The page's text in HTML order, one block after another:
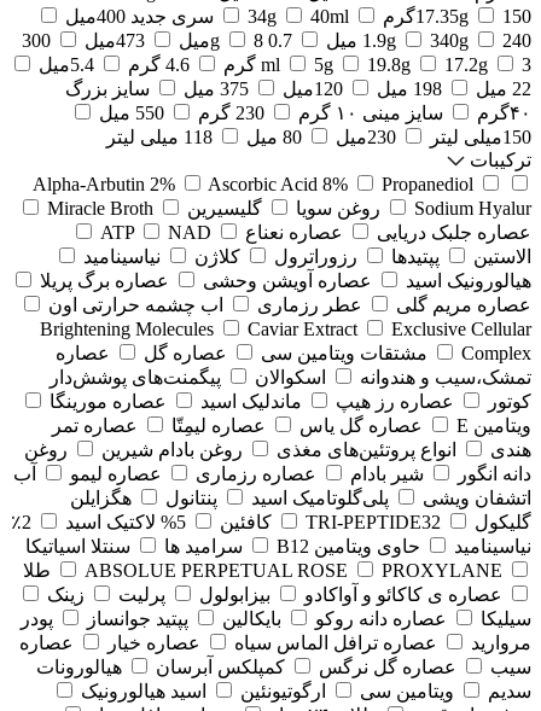
17.35g
150گرم 34g 40ml
سری جدید 400میل
1.9g
340g 240 میل 0.7 g 8میل 473میل
300
ml
5g 19.8g 17.2g 3 گرم 4.6 گرم
5.4میل
22 میل
198 میل 120میل 375 میل
سایز بزرگ
۴۰گرم
سایز مینی ۱۰ گرم 230 گرم
550 میل
150میلی لیتر
230میل 80 میل
118 میلی لیتر
ترکیبات
Alpha-Arbutin 2%
Ascorbic Acid 8%
Propanediol
Sodium Hyalur
روغن سویا گلیسیرین
Miracle Broth
عصاره جلبک دریایی
عصاره نعناع ATP
NAD
الاستین
پپتیدها رزوراترول کلاژن
⁠نیاسینامید
هیالورونیک اسید
عصاره آویشن وحشی
عصاره برگ پریلا
عصاره مریم گلی
عطر رزماری
اب چشمه حرارتی اون
Brightening Molecules
Caviar Extract
Exclusive Cellular
Complex
مشتقات ویتامین سی عصاره گل
عصاره
تمشک،سیب و هندوانه
اسکوالان
پیگمنت‌های پوشش‌دار
کوتور
عصاره رز هیپ ماندلیک اسید
عصاره مورینگا
ویتامین E
عصاره گل یاس عصاره لیمِتّا
عصاره تمر
هندی
انواع پروتئین‌های مغذی روغن بادام شیرین
روغن
دانه انگور
شیر بادام عصاره رزماری عصاره لیمو
آب
اتشفان ویشی
پلی‌گلوتامیک اسید پنتانول
هگزایلن
گلیکول
TRI-PEPTIDE32 کافئین 5% لاکتیک اسید
2٪
نیاسینامید
حاوی ویتامین B12 سرامید ها
سنتلا اسیاتیکا
ABSOLUE PERPETUAL ROSE
PROXYLANE
طلا
عصاره ی کاکائو و آواکادو
بیزابولول پرلیت
زینک
سیلیکا
عصاره دانه روکو بایکالین پپتید جوانساز
پودر
مروارید
عصاره ترافل الماس سیاه عصاره خیار
عصاره
سیب
عصاره گل نرگس کمپلکس آبرسان
هیالورونات
سدیم
ویتامین سی ارگوتیونئین
اسید هیالورونیک